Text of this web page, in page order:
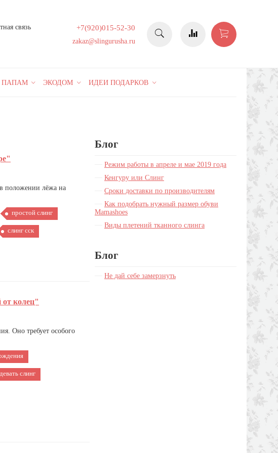
связь
+7(920)015-52-30
zakaz@slingurusha.ru
ПАПАМ ЭКОДОМ ИДЕИ ПОДАРКОВ
в положении лёжа на
простой слинг
слинг сск
колец"
Оно требует особого
слинг
Блог
Режим работы в апреле и мае 2019 года
Кенгуру или Слинг
Сроки доставки по производителям
Как подобрать нужный размер обуви
Mamashoes
Виды плетений тканного слинга
Блог
Не дай себе замерзнуть